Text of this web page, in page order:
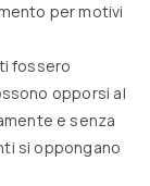
per motivi
fossero
opporsi al
e senza
si oppongano